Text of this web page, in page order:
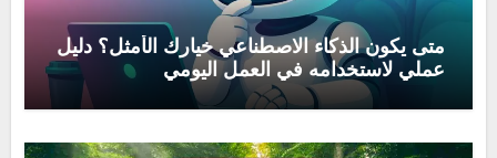
متى يكون الذكاء الاصطناعي خيارك الأمثل؟ دليل
عملي لاستخدامه في العمل اليومي